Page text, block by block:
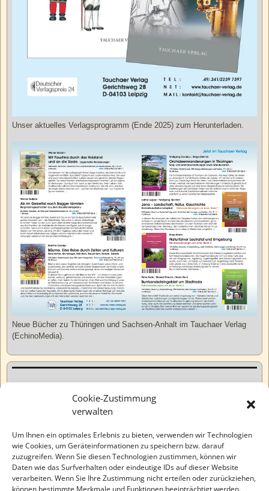
Cookie-Zustimmung
verwalten
Um Ihnen ein optimales Erlebnis zu bieten, verwenden wir Technologien
wie Cookies, um Geräteinformationen zu speichern bzw. darauf
zuzugreifen. Wenn Sie diesen Technologien zustimmen, können wir
Daten wie das Surfverhalten oder eindeutige IDs auf dieser Website
verarbeiten. Wenn Sie Ihre Zustimmung nicht erteilen oder zurückziehen,
können bestimmte Merkmale und Funktionen beeinträchtigt werden.
Unser aktuelles Verlagsprogramm (Ende 2025) zum Herunterladen.
Neue Bücher zu Thüringen und Sachsen-Anhalt im Tauchaer Verlag
(EchinoMedia).
Varia